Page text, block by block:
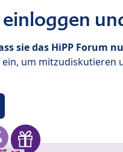
einloggen
sie das HiPP Forum
ein, um mitzudiskutieren